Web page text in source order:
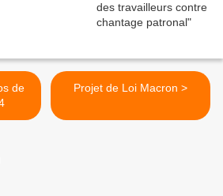
Projet de Loi Macron >